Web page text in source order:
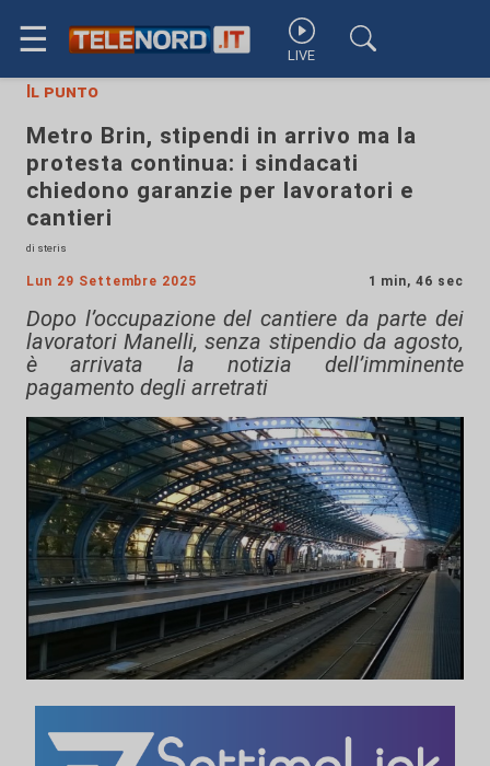
☰ LIVE
Il punto
Metro Brin, stipendi in arrivo ma la
protesta continua: i sindacati
chiedono garanzie per lavoratori e
cantieri
di steris
Lun 29 Settembre 2025 1 min, 46 sec
Dopo l’occupazione del cantiere da parte dei
lavoratori Manelli, senza stipendio da agosto,
è arrivata la notizia dell’imminente
pagamento degli arretrati